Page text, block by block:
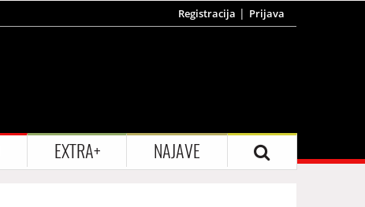
Registracija Prijava
EXTRA+ NAJAVE